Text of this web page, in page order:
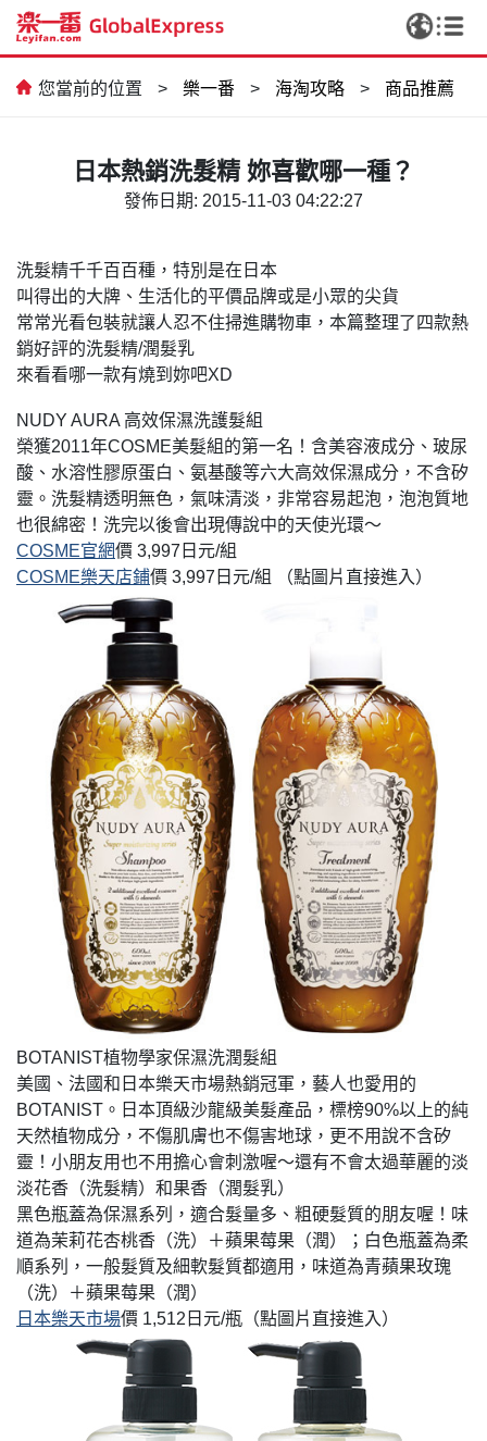
您當前的位置 > 樂一番 > 海淘攻略 > 商品推薦
，我終於實現相機自由啦✨
攻略待查收！
一番」日本轉運基本教學
日本熱銷洗髮精 妳喜歡哪一種？
發佈日期: 2015-11-03 04:22:27
洗髮精千千百百種，特別是在日本
叫得出的大牌、生活化的平價品牌或是小眾的尖貨
常常光看包裝就讓人忍不住掃進購物車，本篇整理了四款熱
銷好評的洗髮精/潤髮乳
來看看哪一款有燒到妳吧XD
NUDY AURA 高效保濕洗護髮組
榮獲2011年COSME美髮組的第一名！含美容液成分、玻尿
酸、水溶性膠原蛋白、氨基酸等六大高效保濕成分，不含矽
靈。洗髮精透明無色，氣味清淡，非常容易起泡，泡泡質地
也很綿密！洗完以後會出現傳說中的天使光環～
COSME官網價 3,997日元/組
COSME樂天店鋪價 3,997日元/組 （點圖片直接進入）
BOTANIST植物學家保濕洗潤髮組
美國、法國和日本樂天市場熱銷冠軍，藝人也愛用的
BOTANIST。日本頂級沙龍級美髮產品，標榜90%以上的純
天然植物成分，不傷肌膚也不傷害地球，更不用說不含矽
靈！小朋友用也不用擔心會刺激喔～還有不會太過華麗的淡
淡花香（洗髮精）和果香（潤髮乳）
黑色瓶蓋為保濕系列，適合髮量多、粗硬髮質的朋友喔！味
道為茉莉花杏桃香（洗）＋蘋果莓果（潤）；白色瓶蓋為柔
順系列，一般髮質及細軟髮質都適用，味道為青蘋果玫瑰
（洗）＋蘋果莓果（潤）
日本樂天市場價 1,512日元/瓶（點圖片直接進入）